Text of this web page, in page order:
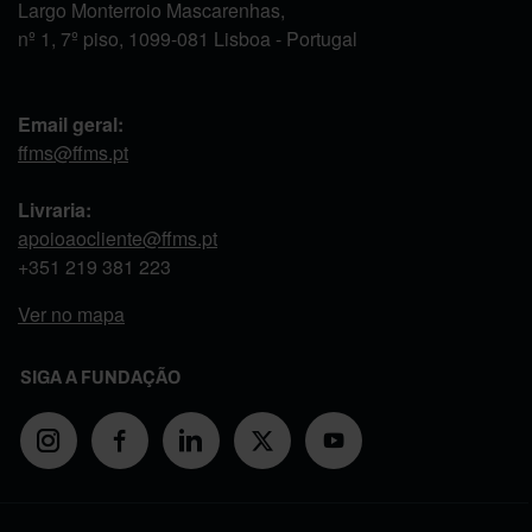
Largo Monterroio Mascarenhas,
nº 1, 7º piso, 1099-081 Lisboa - Portugal
Email geral:
ffms@ffms.pt
Livraria:
apoioaocliente@ffms.pt
+351 219 381 223
Ver no mapa
SIGA A FUNDAÇÃO